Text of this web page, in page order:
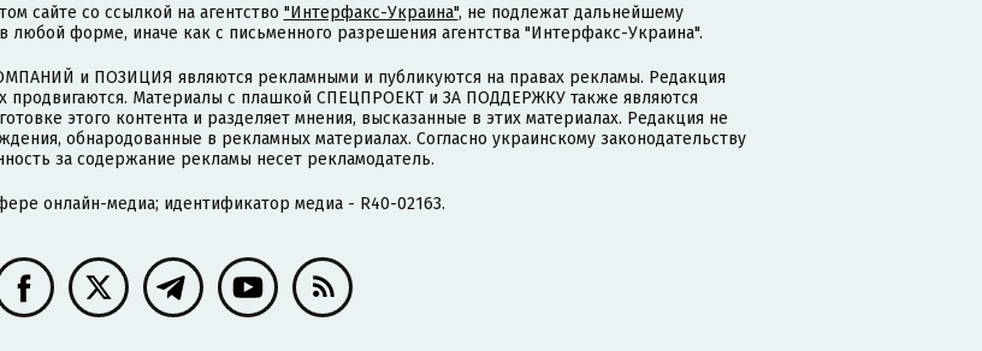
сайте со ссылкой на агентство "Интерфакс-Украина", не подлежат дальнейшему
форме, иначе как с письменного разрешения агентства "Интерфакс-Украина".
и ПОЗИЦИЯ являются рекламными и публикуются на правах рекламы. Редакция
продвигаются. Материалы с плашкой СПЕЦПРОЕКТ и ЗА ПОДДЕРЖКУ также являются
этого контента и разделяет мнения, высказанные в этих материалах. Редакция не
обнародованные в рекламных материалах. Согласно украинскому законодательству
за содержание рекламы несет рекламодатель.
онлайн-медиа; идентификатор медиа - R40-02163.